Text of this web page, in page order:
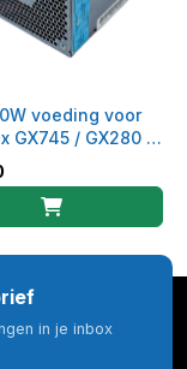
voeding voor
GX745 / GX280 /
H280P-00
in je inbox